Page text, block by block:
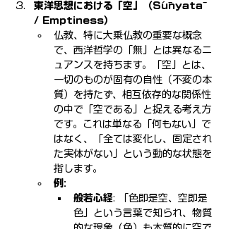
東洋思想における「空」（Śūnyatā
/ Emptiness）
仏教、特に大乗仏教の重要な概念
で、西洋哲学の「無」とは異なるニ
ュアンスを持ちます。「空」とは、
一切のものが固有の自性（不変の本
質）を持たず、相互依存的な関係性
の中で「空である」と捉える考え方
です。これは単なる「何もない」で
はなく、「全ては変化し、固定され
た実体がない」という動的な状態を
指します。
例:
般若心経: 「色即是空、空即是
色」という言葉で知られ、物質